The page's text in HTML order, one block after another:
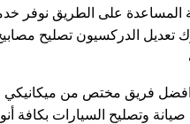
المساعدة على الطريق نوفر
الدركسيون تصليح
فريق مختص من ميكانيكي
وتصليح السيارات بكافة